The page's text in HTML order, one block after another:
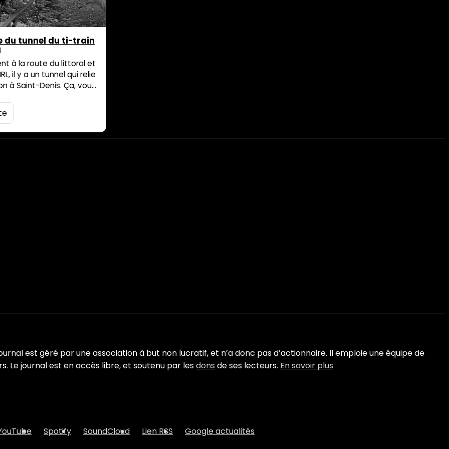
du tunnel du ti-train
à la route du littoral et
il y a un tunnel qui relie
à Saint-Denis. Ça, vous
était impraticable et
de le
le cœur net, si vous
est géré par une association à but non lucratif, et n’a donc pas d’actionnaire. Il emploie une équipe de
Le journal est en accès libre, et soutenu par lesdons de ses lecteurs. En savoir plus
Spotify SoundCloud Lien RSS Google actualités